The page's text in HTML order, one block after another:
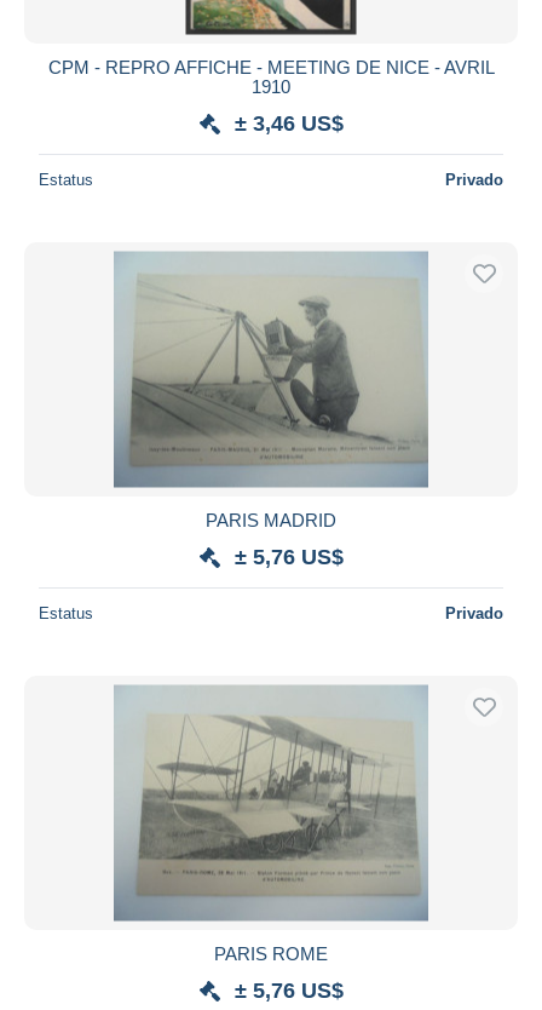
CPM - REPRO AFFICHE - MEETING DE NICE - AVRIL
1910
± 3,46 US$
Estatus Privado
PARIS MADRID
± 5,76 US$
Estatus Privado
PARIS ROME
± 5,76 US$